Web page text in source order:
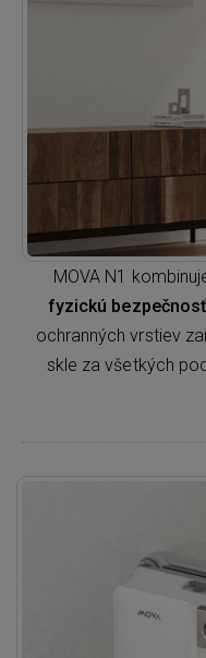
MOVA N1
fyzickú
ochranných vrstiev
skle za všetkých